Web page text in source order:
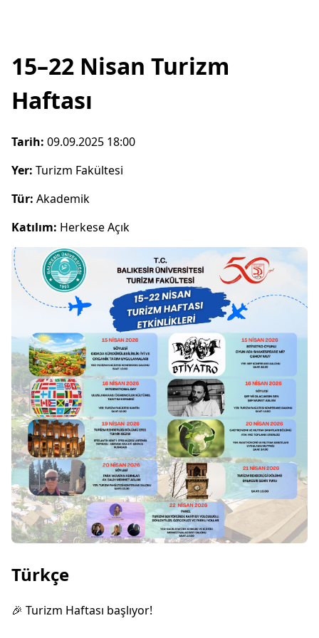
15–22 Nisan Turizm
Haftası
Tarih: 09.09.2025 18:00
Yer: Turizm Fakültesi
Tür: Akademik
Katılım: Herkese Açık
Türkçe
🎉 Turizm Haftası başlıyor!